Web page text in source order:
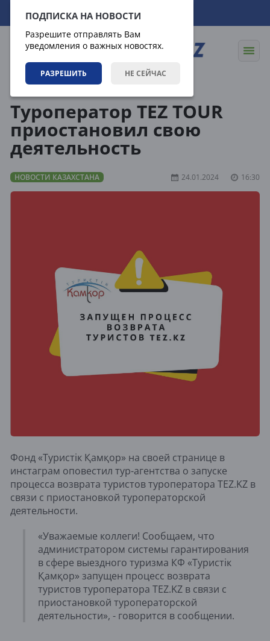
ПОДПИСКА НА НОВОСТИ
Разрешите отправлять Вам
уведомления о важных новостях.
РАЗРЕШИТЬ НЕ СЕЙЧАС
07.08.2026 18:49:36
Туроператор TEZ TOUR
приостановил свою
деятельность
НОВОСТИ КАЗАХСТАНА 24.01.2024 16:30
Фонд «Туристік Қамқор» на своей странице в
инстаграм оповестил тур-агентства о запуске
процесса возврата туристов туроператора TEZ.KZ в
связи с приостановкой туроператорской
деятельности.
«Уважаемые коллеги! Сообщаем, что
администратором системы гарантирования
в сфере выездного туризма КФ «Туристік
Қамқор» запущен процесс возврата
туристов туроператора TEZ.KZ в связи с
приостановкой туроператорской
деятельности», - говорится в сообщении.